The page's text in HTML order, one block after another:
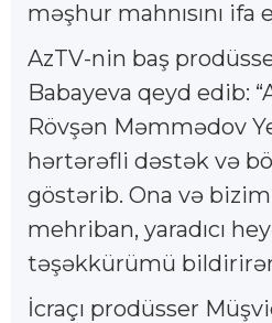
məşhur mahnısını
AzTV-nin baş
Babayeva qeyd edib:
Rövşən Məmmədov
hərtərəfli dəstək və
göstərib. Ona və
mehriban, yaradıcı
təşəkkürümü
İcraçı prodüsser